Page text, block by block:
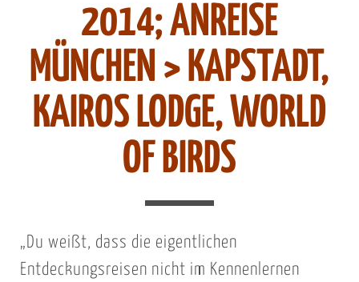
2014; ANREISE
MÜNCHEN > KAPSTADT,
KAIROS LODGE, WORLD
OF BIRDS
„Du weißt, dass die eigentlichen
Entdeckungsreisen nicht im Kennenlernen